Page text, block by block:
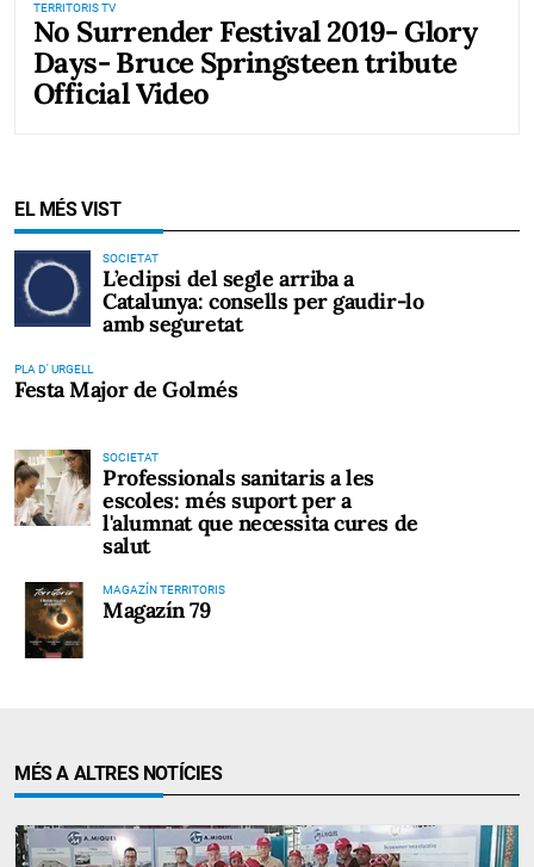
TERRITORIS TV
No Surrender Festival 2019- Glory
Days- Bruce Springsteen tribute
Official Video
EL MÉS VIST
SOCIETAT
L’eclipsi del segle arriba a
Catalunya: consells per gaudir-lo
amb seguretat
PLA D' URGELL
Festa Major de Golmés
SOCIETAT
Professionals sanitaris a les
escoles: més suport per a
l'alumnat que necessita cures de
salut
MAGAZÍN TERRITORIS
Magazín 79
MÉS A ALTRES NOTÍCIES